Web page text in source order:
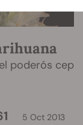
poderós cep
5 Oct 2013